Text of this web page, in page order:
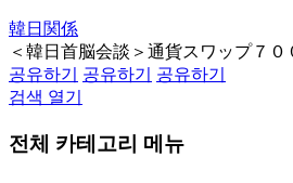
韓日関係
＜韓日首脳会談＞通貨スワップ７
공유하기
공유하기
공유하기
검색 열기
전체 카테고리 메뉴